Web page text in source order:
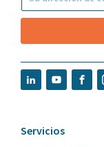
Servicios